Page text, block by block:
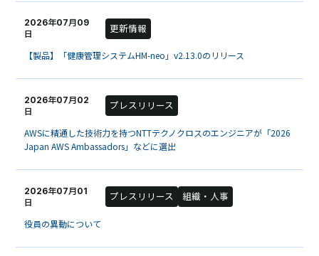
2026年07月09
日
更新情報
【製品】「健康管理システムHM-neo」v2.13.0のリリース
2026年07月02
日
プレスリリース
AWSに精通した技術力を持つNTTテクノクロスのエンジニアが「2026
Japan AWS Ambassadors」などに選出
2026年07月01
日
プレスリリース 組織・人事
役員の異動について